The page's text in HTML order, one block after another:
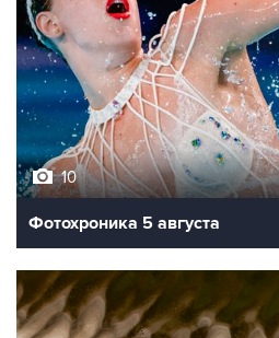
10
Фотохроника 5 августа